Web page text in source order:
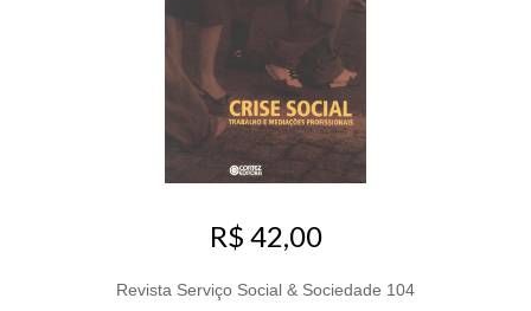
R$ 42,00
Revista Serviço Social & Sociedade 104